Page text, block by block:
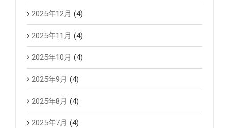
2025年12月 (4)
2025年11月 (4)
2025年10月 (4)
2025年9月 (4)
2025年8月 (4)
2025年7月 (4)